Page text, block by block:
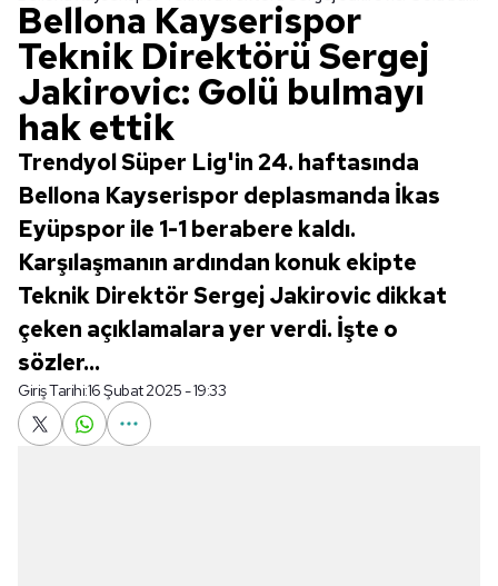
Bellona Kayserispor
Teknik Direktörü Sergej
Jakirovic: Golü bulmayı
hak ettik
Trendyol Süper Lig'in 24. haftasında
Bellona Kayserispor deplasmanda İkas
Eyüpspor ile 1-1 berabere kaldı.
Karşılaşmanın ardından konuk ekipte
Teknik Direktör Sergej Jakirovic dikkat
çeken açıklamalara yer verdi. İşte o
sözler...
Giriş Tarihi:16 Şubat 2025 - 19:33